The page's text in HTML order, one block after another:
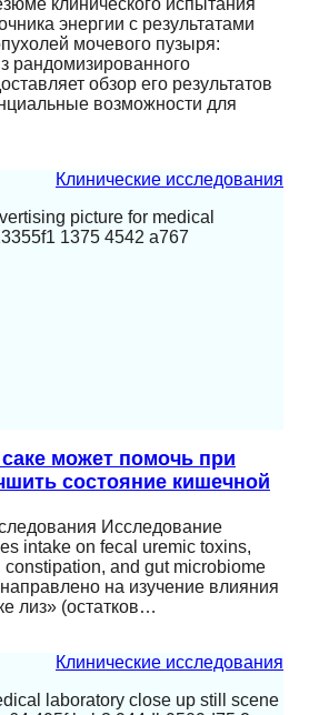
энергии с результатами
мочевого пузыря:
рандомизированного
обзор его результатов
возможности для
Клинические исследования
может помочь при
состояние кишечной
Исследование
intake on fecal uremic toxins,
and gut microbiome
на изучение влияния
лиз» (остатков…
Клинические исследования